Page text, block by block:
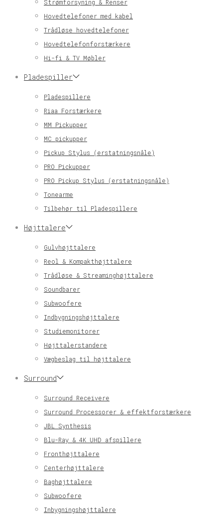
Strømforsyning & Renser
Hovedtelefoner med kabel
Trådløse hovedtelefoner
Hovedtelefonforstærkere
Hi-fi & TV Møbler
Pladespiller
Pladespillere
Riaa Forstærkere
MM Pickupper
MC pickupper
Pickup Stylus (erstatningsnåle)
PRO Pickupper
PRO Pickup Stylus (erstatningsnåle)
Tonearme
Tilbehør til Pladespillere
Højttalere
Gulvhøjttalere
Reol & Kompakthøjttalere
Trådløse & Streaminghøjttalere
Soundbarer
Subwoofere
Indbygningshøjttalere
Studiemonitorer
Højttalerstandere
Vægbeslag til højttalere
Surround
Surround Receivere
Surround Processorer & effektforstærkere
JBL Synthesis
Blu-Ray & 4K UHD afspillere
Fronthøjttalere
Centerhøjttalere
Baghøjttalere
Subwoofere
Inbygningshøjttalere